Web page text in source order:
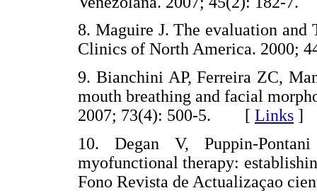
8. Maguire J. The evaluation
Clinics of North America.
9. Bianchini AP, Ferreira ZC,
mouth breathing and facial
2007; 73(4): 500-5. [ Links ]
10. Degan V, Puppin-
myofunctional therapy:
Fono Revista de Actualizaçao